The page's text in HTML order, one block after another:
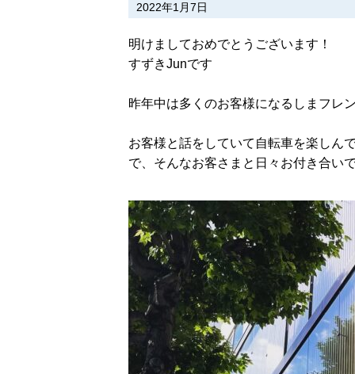
2022年1月7日
明けましておめでとうございます！
すずきJunです
昨年中は多くのお客様になるしまフレ
お客様と話をしていて自転車を楽しん
で、そんなお客さまと日々お付き合い